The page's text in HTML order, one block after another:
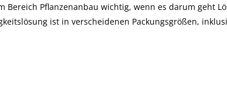
Bereich Pflanzenanbau wichtig, wenn es darum geht
ist in verscheidenen Packungsgrößen,